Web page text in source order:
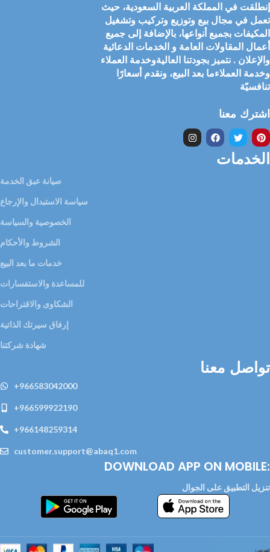
إنطلقت في المملكة العربية السعودية، حيث
تعمل في مجال بيع وتوزيع وتركيب وتشغيل
المكيفات بجميع أنواعها، بالإضافة إلى جميع
أعمال المقاولات العامة و الخدمات الدعائية
والإعلان . نتميز بجودتنا العاليةوخدمة العملاء
وخدمة العملاءما بعد البيع، ونقدم أسعارًا
تنافسيّة
اشترك معنا
الخدمات
صيانة عبق الخدمة
سياسة الاستبدال والإرجاع
الخصوصية والسياسة
الشروط والأحكام
خدمات ما بعد البيع
للمساعدة والاستفسارات
الشكاوى والاقتراحات
إرفاق سيرتك الذاتية
شهادة شركتنا
تواصل معنا
+966583042000
+966599922190
+966148259314
customer.support@abaq1.com
DOWNLOAD APP ON MOBILE:
تنزيل التطبيق على الجوال